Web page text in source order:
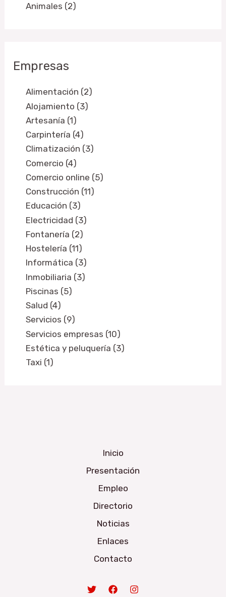
Animales (2)
Empresas
Alimentación (2)
Alojamiento (3)
Artesanía (1)
Carpintería (4)
Climatización (3)
Comercio (4)
Comercio online (5)
Construcción (11)
Educación (3)
Electricidad (3)
Fontanería (2)
Hostelería (11)
Informática (3)
Inmobiliaria (3)
Piscinas (5)
Salud (4)
Servicios (9)
Servicios empresas (10)
Estética y peluquería (3)
Taxi (1)
Inicio
Presentación
Empleo
Directorio
Noticias
Enlaces
Contacto